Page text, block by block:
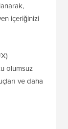
içeriğinizi
olumsuz
ve daha